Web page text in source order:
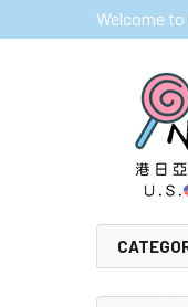
Welcome